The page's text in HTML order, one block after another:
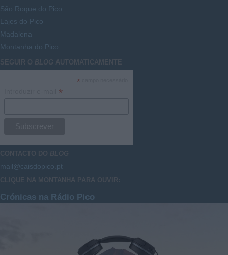
São Roque do Pico
Lajes do Pico
Madalena
Montanha do Pico
SEGUIR O BLOG AUTOMATICAMENTE
*
*
CONTACTO DO BLOG
mail@caisdopico.pt
CLIQUE NA MONTANHA PARA OUVIR:
Crónicas na Rádio Pico